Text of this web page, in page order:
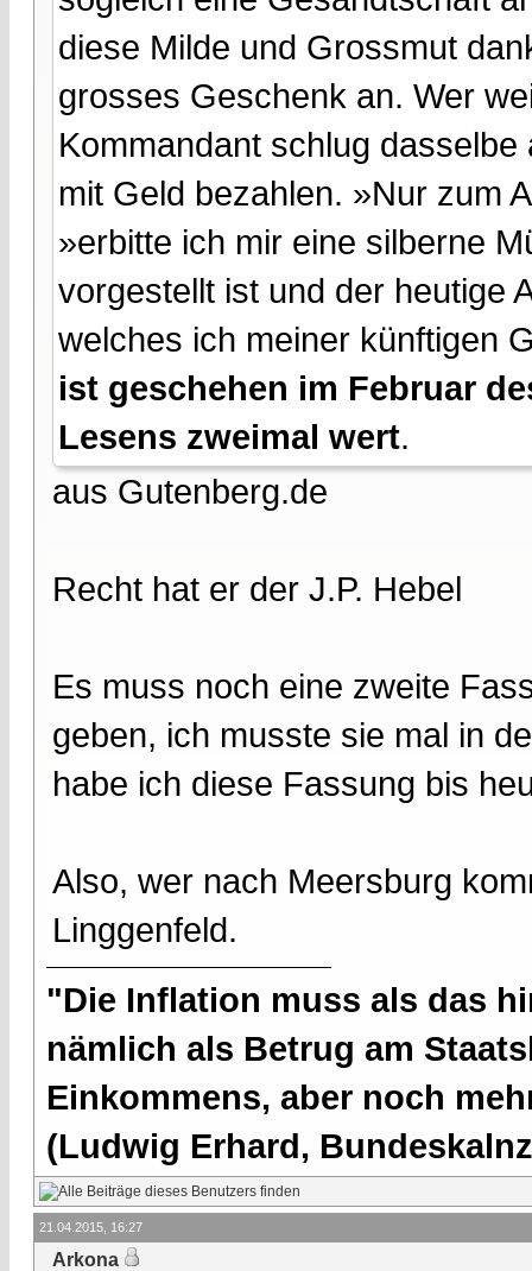
diese Milde und Grossmut
grosses Geschenk an. Wer
Kommandant schlug
mit Geld bezahlen. »Nur zum
»erbitte ich mir eine silberne
vorgestellt ist und der heutige
welches ich meiner künftigen
ist geschehen im Februar
Lesens zweimal wert.
aus Gutenberg.de
Recht hat er der J.P. Hebel
Es muss noch eine zweite
geben, ich musste sie mal in
habe ich diese Fassung bis
Also, wer nach Meersburg
Linggenfeld.
"Die Inflation muss als das
nämlich als Betrug am
Einkommens, aber noch
(Ludwig Erhard,
21.04.2015, 16:27
Arkona